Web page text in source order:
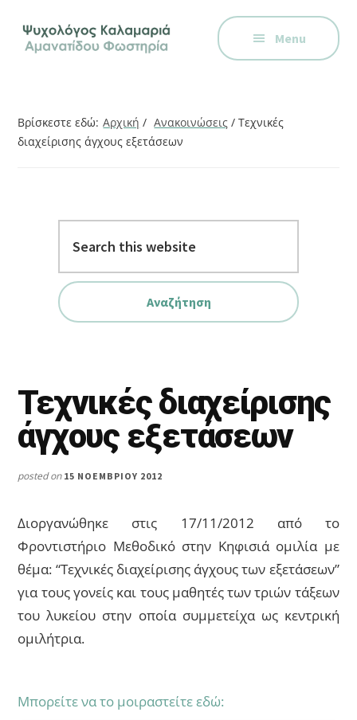
primary
footer
menu
Ψυχολόγος
στην
ειδικός
στη
συνεδρίες
Menu
Βρίσκεστε εδώ: Αρχική / Ανακοινώσεις / Τεχνικές
διαχείρισης άγχους εξετάσεων
website
Τεχνικές διαχείρισης
άγχους εξετάσεων
posted on 15 ΝΟΕΜΒΡΊΟΥ 2012
Διοργανώθηκε στις 17/11/2012 από το
Φροντιστήριο Μεθοδικό στην Κηφισιά ομιλία με
θέμα: “Τεχνικές διαχείρισης άγχους των εξετάσεων”
για τους γονείς και τους μαθητές των τριών τάξεων
του λυκείου στην οποία συμμετείχα ως κεντρική
ομιλήτρια.
Μπορείτε να το μοιραστείτε εδώ: